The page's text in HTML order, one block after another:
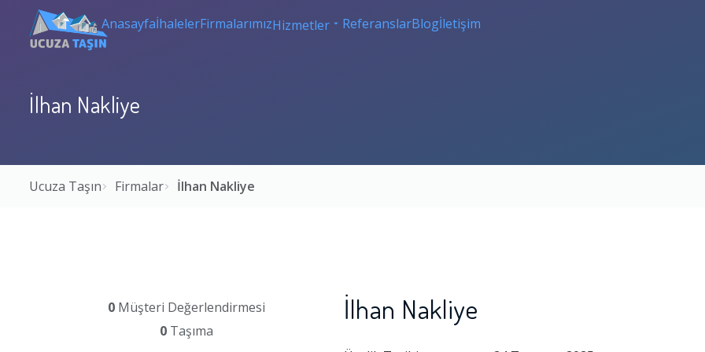
AnasayfaİhalelerFirmalarımızHizmetler ReferanslarBlogİletişim
İlhan Nakliye
Ucuza Taşın Firmalar İlhan Nakliye
0 Müşteri Değerlendirmesi
0 Taşıma
İlhan Nakliye